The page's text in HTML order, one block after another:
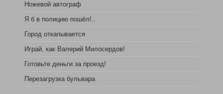
Ножевой автограф
Я б в полицию пошёл!..
Город откапывается
Играй, как Валерий Милосердов!
Готовьте деньги за проезд!
Перезагрузка бульвара